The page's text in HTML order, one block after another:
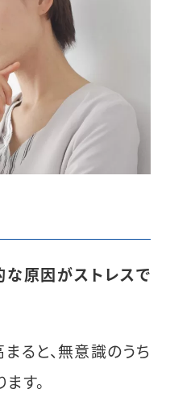
原因がストレスで
ると、無意識のうち
す。